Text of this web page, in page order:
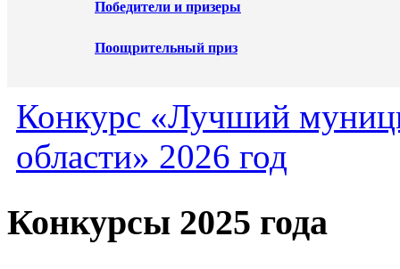
Победители и призеры
Поощрительный приз
Конкурс «Лучший
области» 2026 год
Конкурсы 2025 года